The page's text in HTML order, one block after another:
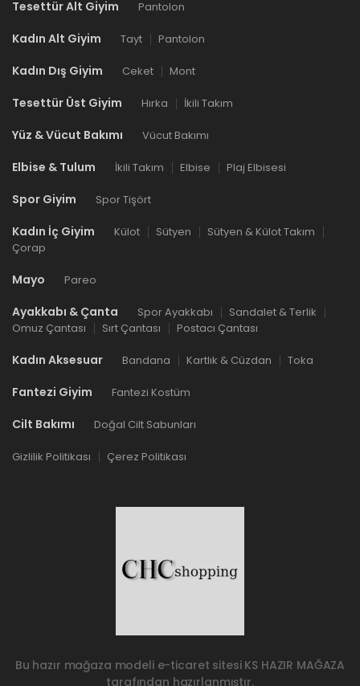
Tesettür Alt Giyim Pantolon
Kadın Alt Giyim Tayt Pantolon
Kadın Dış Giyim Ceket Mont
Tesettür Üst Giyim Hırka İkili Takım
Yüz & Vücut Bakımı Vücut Bakımı
Elbise & Tulum İkili Takım Elbise Plaj Elbisesi
Spor Giyim Spor Tişört
Kadın İç Giyim Külot Sütyen
Sütyen & Külot Takım
Çorap
Mayo Pareo
Ayakkabı & Çanta Spor Ayakkabı
Sandalet & Terlik
Omuz Çantası
Sırt Çantası Postacı Çantası
Kadın Aksesuar Bandana Kartlık & Cüzdan Toka
Fantezi Giyim Fantezi Kostüm
Cilt Bakımı Doğal Cilt Sabunları
Gizlilik Politikası Çerez Politikası
Bu hazır mağaza modeli e-ticaret sitesi KS HAZIR MAĞAZA
tarafından hazırlanmıştır.